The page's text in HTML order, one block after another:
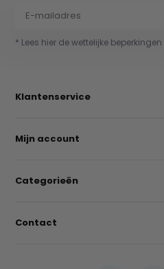
* Lees hier de wettelijke beperkingen
Klantenservice
Mijn account
Categorieën
Contact